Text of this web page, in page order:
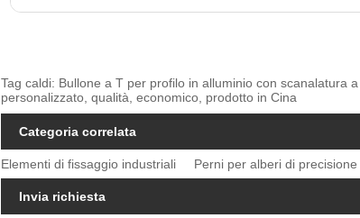
Tag caldi: Bullone a T per profilo in alluminio con scanalatura
personalizzato, qualità, economico, prodotto in Cina
Categoria correlata
Elementi di fissaggio industriali Perni per alberi di precisione
Invia richiesta